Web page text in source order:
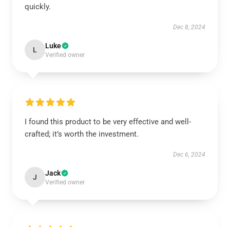
quickly.
Dec 8, 2024
L Luke
Verified owner
I found this product to be very effective and well-
crafted; it’s worth the investment.
Dec 6, 2024
J Jack
Verified owner